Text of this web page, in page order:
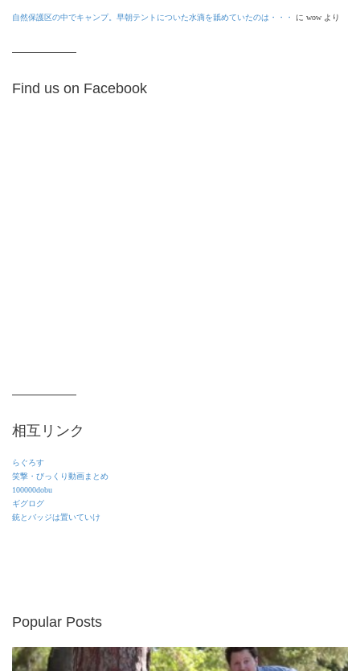
自然保護区の中でキャンプ。早朝テントについた水滴を舐めていたのは・・・ に wow より
Find us on Facebook
相互リンク
らぐろす
笑撃・びっくり動画まとめ
100000dobu
ギグログ
銃とバッジは置いていけ
Popular Posts